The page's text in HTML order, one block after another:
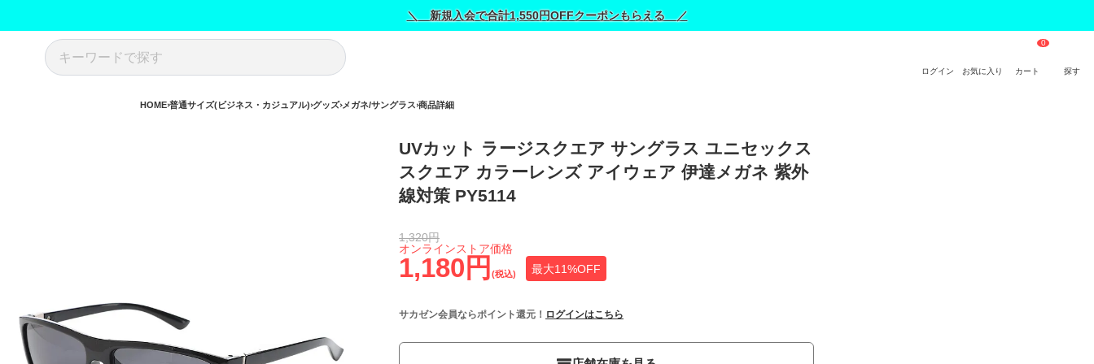
＼ 新規入会で合計1,550円OFFクーポンもらえる ／
ログイン お気に入り カート 探す
HOME 普通サイズ(ビジネス・カジュアル) グッズ メガネ/サングラス 商品詳細
UVカット ラージスクエア サングラス ユニセックス
スクエア カラーレンズ アイウェア 伊達メガネ 紫外
線対策 PY5114
1,180円 (税込) 最大11%OFF
オンラインストア価格
1,320円
サカゼン会員ならポイント還元！ ログインはこちら